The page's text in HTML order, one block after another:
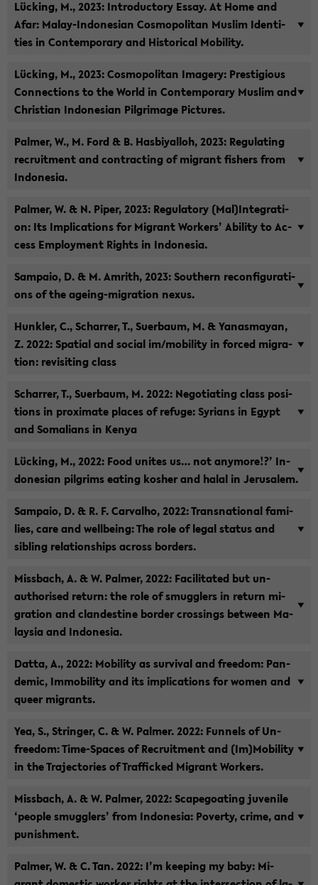
Lücking, M., 2023: In­tro­duc­to­ry Essay. At Home and
Afar: Malay-​Indonesian Cos­mo­po­li­tan Mus­lim Iden­ti­
ties in Con­tem­pora­ry and His­to­ri­cal Mo­bi­li­ty.
Lücking, M., 2023: Cos­mo­po­li­tan Image­ry: Pres­ti­gious
Con­nec­tions to the World in Con­tem­pora­ry Mus­lim and
Chris­ti­an In­do­ne­si­an Pil­grimage Pic­tu­res.
Pal­mer, W., M. Ford & B. Has­bi­yal­loh, 2023: Re­gu­la­ting
re­cruit­ment and con­trac­ting of mi­grant fi­shers from
In­do­ne­sia.
Pal­mer, W. & N. Piper, 2023: Re­gu­la­to­ry (Mal)In­te­gra­ti­
on: Its Im­pli­ca­ti­ons for Mi­grant Wor­k­ers’ Abi­li­ty to Ac­
cess Em­ploy­ment Rights in In­do­ne­sia.
Sam­paio, D. & M. Am­rith, 2023: Sou­thern re­con­fi­gu­ra­ti­
ons of the ageing-​migration nexus.
Hunk­ler, C., Schar­rer, T., Su­er­baum, M. & Ya­nas­ma­y­an,
Z. 2022: Spa­ti­al and so­cial im/mo­bi­li­ty in for­ced mi­gra­
ti­on: re­vi­si­ting class
Schar­rer, T., Su­er­baum, M. 2022: Nego­tia­ting class po­si­
ti­ons in pro­xi­ma­te places of re­fu­ge: Sy­ri­ans in Egypt
and So­ma­li­ans in Kenya
Lücking, M., 2022: Food unites us… not any­mo­re!?’ In­
do­ne­si­an pil­grims ea­ting kos­her and halal in Je­ru­sa­lem.
Sam­paio, D. & R. F. Car­val­ho, 2022: Trans­na­tio­nal fa­mi­
lies, care and well­be­ing: The role of legal sta­tus and
sibling re­la­ti­ons­hips across bor­ders.
Miss­bach, A. & W. Pal­mer, 2022: Fa­ci­li­ta­ted but un­
autho­ri­sed re­turn: the role of smugg­lers in re­turn mi­
gra­ti­on and clan­des­ti­ne bor­der crossings bet­ween Ma­
lay­sia and In­do­ne­sia.
Datta, A., 2022: Mo­bi­li­ty as sur­vi­val and free­dom: Pan­
de­mic, Im­mo­bi­li­ty and its im­pli­ca­ti­ons for women and
queer mi­grants.
Yea, S., Strin­ger, C. & W. Pal­mer. 2022: Fun­nels of Un­
free­dom: Time-​Spaces of Re­cruit­ment and (Im)Mo­bi­li­ty
in the Tra­jec­to­ries of Traf­fi­cked Mi­grant Wor­k­ers.
Miss­bach, A. & W. Pal­mer, 2022: Scape­goa­ting ju­ve­ni­le
‘peop­le smugg­lers’ from In­do­ne­sia: Po­ver­ty, crime, and
pu­nish­ment.
Pal­mer, W. & C. Tan. 2022: I’m kee­ping my baby: Mi­